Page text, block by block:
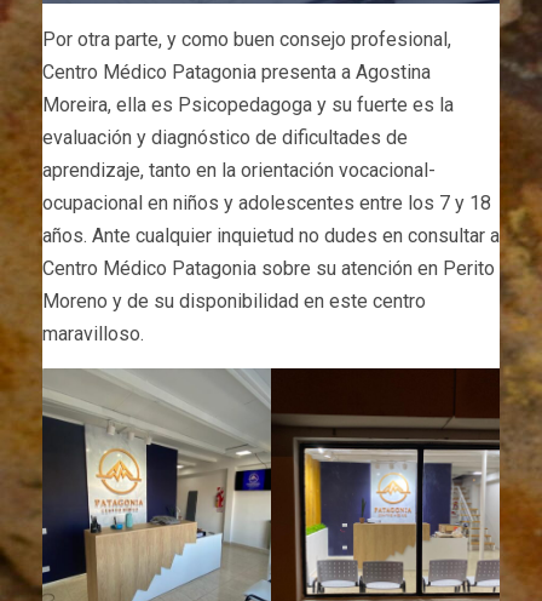
Por otra parte, y como buen consejo profesional,
Centro Médico Patagonia presenta a Agostina
Moreira, ella es Psicopedagoga y su fuerte es la
evaluación y diagnóstico de dificultades de
aprendizaje, tanto en la orientación vocacional-
ocupacional en niños y adolescentes entre los 7 y 18
años. Ante cualquier inquietud no dudes en consultar a
Centro Médico Patagonia sobre su atención en Perito
Moreno y de su disponibilidad en este centro
maravilloso.